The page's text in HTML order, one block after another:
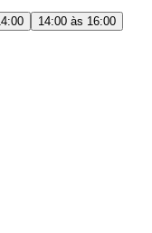
14:00 às 16:00